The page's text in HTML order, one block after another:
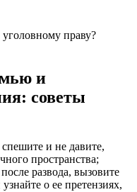
праву?
и
советы
и не давите,
пространства;
развода, вызовите
о ее претензиях,